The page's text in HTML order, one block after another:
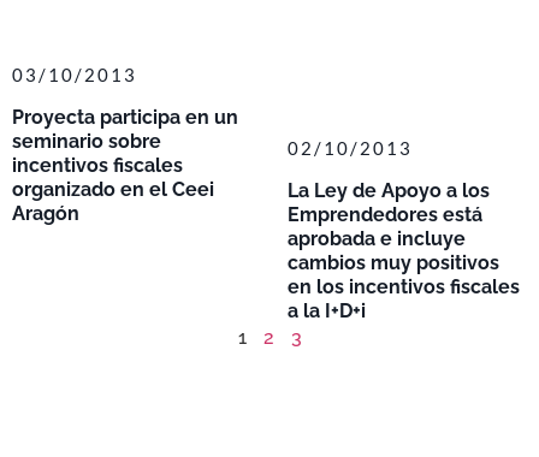
Proyecta participa en un
seminario sobre
incentivos fiscales
organizado en el Ceei
Aragón
03/10/2013
La Ley de Apoyo a los
Emprendedores está
aprobada e incluye
cambios muy positivos
en los incentivos fiscales
a la I+D+i
02/10/2013
1 2 3